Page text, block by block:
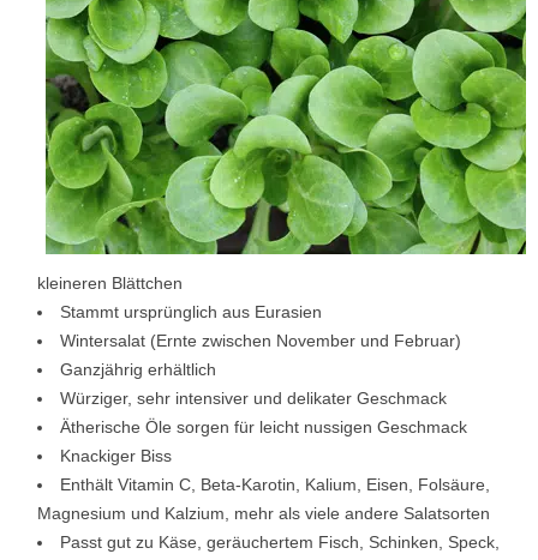
kleineren Blättchen
Stammt ursprünglich aus Eurasien
Wintersalat (Ernte zwischen November und Februar)
Ganzjährig erhältlich
Würziger, sehr intensiver und delikater Geschmack
Ätherische Öle sorgen für leicht nussigen Geschmack
Knackiger Biss
Enthält Vitamin C, Beta-Karotin, Kalium, Eisen, Folsäure,
Magnesium und Kalzium, mehr als viele andere Salatsorten
Passt gut zu Käse, geräuchertem Fisch, Schinken, Speck,